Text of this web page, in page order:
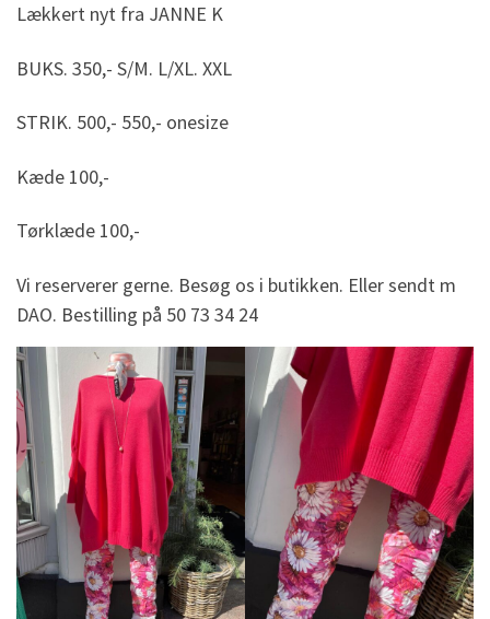
Lækkert nyt fra JANNE K
BUKS. 350,- S/M. L/XL. XXL
STRIK. 500,- 550,- onesize
Kæde 100,-
Tørklæde 100,-
Vi reserverer gerne. Besøg os i butikken. Eller sendt m
DAO. Bestilling på 50 73 34 24